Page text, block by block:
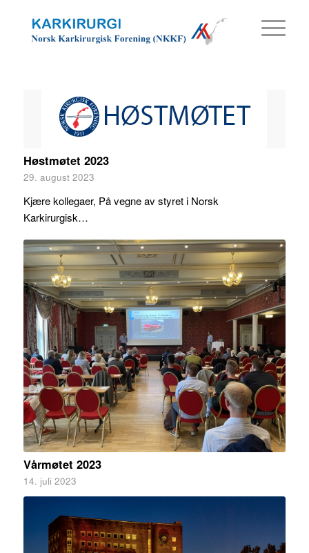
Høstmøtet 2023
29. august 2023
Kjære kollegaer, På vegne av styret i Norsk
Karkirurgisk…
Vårmøtet 2023
14. juli 2023